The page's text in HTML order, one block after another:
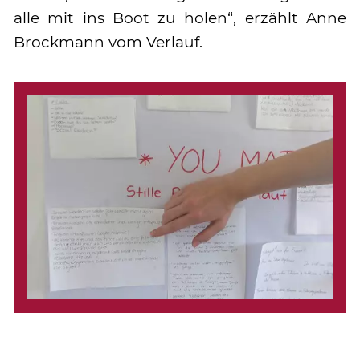
alle mit ins Boot zu holen“, erzählt Anne
Brockmann vom Verlauf.